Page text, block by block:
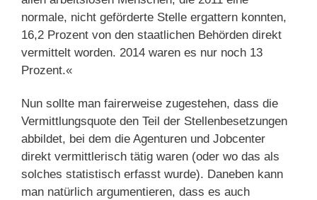
normale, nicht geförderte Stelle ergattern konnten,
16,2 Prozent von den staatlichen Behörden direkt
vermittelt worden. 2014 waren es nur noch 13
Prozent.«
Nun sollte man fairerweise zugestehen, dass die
Vermittlungsquote den Teil der Stellenbesetzungen
abbildet, bei dem die Agenturen und Jobcenter
direkt vermittlerisch tätig waren (oder wo das als
solches statistisch erfasst wurde). Daneben kann
man natürlich argumentieren, dass es auch